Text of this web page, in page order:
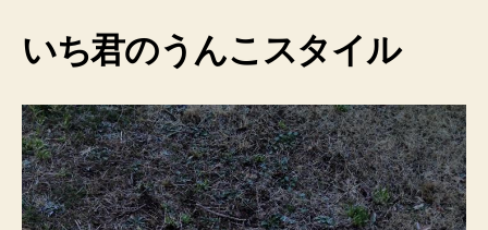
いち君のうんこスタイル